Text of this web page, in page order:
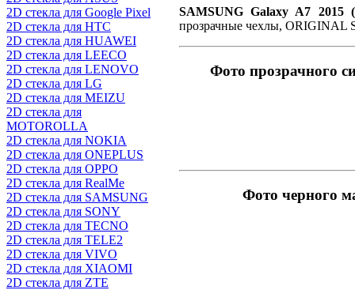
2D стекла для Google Pixel
2D стекла для HTC
2D стекла для HUAWEI
2D стекла для LEECO
2D стекла для LENOVO
2D стекла для LG
2D стекла для MEIZU
2D стекла для
MOTOROLLA
2D стекла для NOKIA
2D стекла для ONEPLUS
2D стекла для OPPO
2D стекла для RealMe
2D стекла для SAMSUNG
2D стекла для SONY
2D стекла для TECNO
2D стекла для TELE2
2D стекла для VIVO
2D стекла для XIAOMI
2D стекла для ZTE
SAMSUNG Galaxy A7 2015
прозрачные чехлы, ORIGINAL
Фото прозрачного
Фото черного